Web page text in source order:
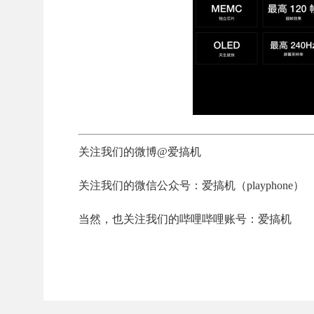
关注我们的微博@爱搞机
关注我们的微信公众号：爱搞机（playphone）
当然，也关注我们的哔哩哔哩账号：爱搞机